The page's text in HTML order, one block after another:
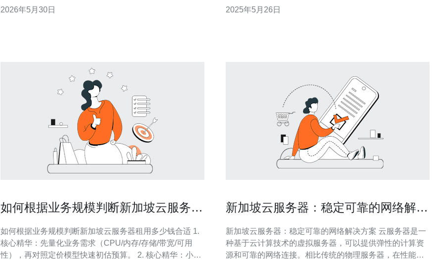
（TTFB）。 2. 准备工作：需要的工具与账号 - 工具：
2026年5月30日
为客户提供稳定高效的云计算解决方案。 新加坡艾云服务
2025年5月26日
如何根据业务规模判断新加坡云服务器
如何根据业务规模判断新加坡云服务器租用多少钱合适 1.
核心精华：先量化业务需求（CPU/内存/存储/带宽/可用
性），再对照定价模型快速初估预算。 2. 核心精华：小规
新加坡云服务器：稳定可靠的网络解决
新加坡云服务器：稳定可靠的网络解决方案 云服务器是一
种基于云计算技术的虚拟服务器，可以提供弹性的计算资
源和可靠的网络连接。相比传统的物理服务器，在性能、